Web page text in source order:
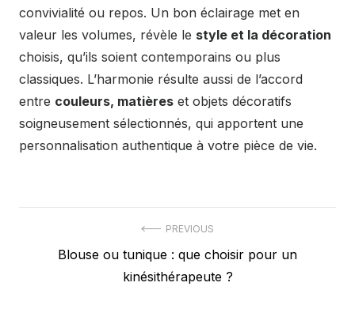
convivialité ou repos. Un bon éclairage met en
valeur les volumes, révèle le style et la décoration
choisis, qu’ils soient contemporains ou plus
classiques. L’harmonie résulte aussi de l’accord
entre couleurs, matières et objets décoratifs
soigneusement sélectionnés, qui apportent une
personnalisation authentique à votre pièce de vie.
PREVIOUS
PreviousBlouse ou tunique : que choisir pour un
kinésithérapeute ?